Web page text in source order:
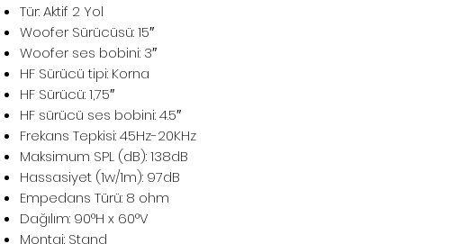
Tür: Aktif 2 Yol
Woofer Sürücüsü: 15″
Woofer ses bobini: 3″
HF Sürücü tipi: Korna
HF Sürücü: 1,75″
HF sürücü ses bobini: 4.5″
Frekans Tepkisi: 45Hz-20KHz
Maksimum SPL (dB): 138dB
Hassasiyet (1w/1m): 97dB
Empedans Türü: 8 ohm
Dağılım: 90°H x 60°V
Montaj: Stand